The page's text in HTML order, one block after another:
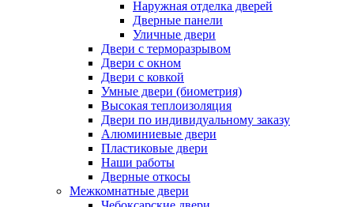
Наружная отделка дверей
Дверные панели
Уличные двери
Двери с терморазрывом
Двери с окном
Двери с ковкой
Умные двери (биометрия)
Высокая теплоизоляция
Двери по индивидуальному заказу
Алюминиевые двери
Пластиковые двери
Наши работы
Дверные откосы
Межкомнатные двери